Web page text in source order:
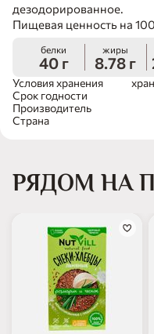
Пищевая ценность на
белки
40 г
жиры
8.78 г
Условия хранения
Срок годности
Производитель
Страна
дезодорированное.
РЯДОМ НА